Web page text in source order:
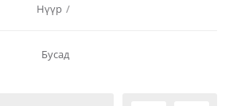
Нүүр /
Бусад